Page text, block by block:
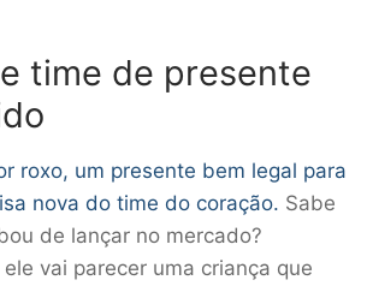
time de presente
roxo, um presente bem legal para
nova do time do coração. Sabe
de lançar no mercado?
vai parecer uma criança que